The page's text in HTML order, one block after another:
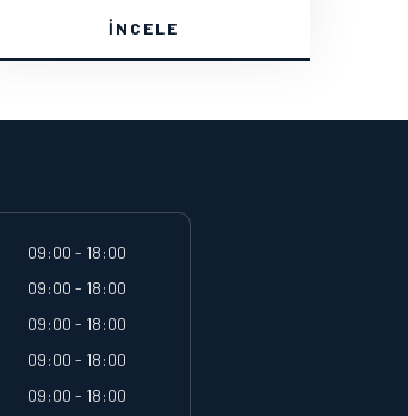
İNCELE
09:00 - 18:00
09:00 - 18:00
09:00 - 18:00
09:00 - 18:00
09:00 - 18:00